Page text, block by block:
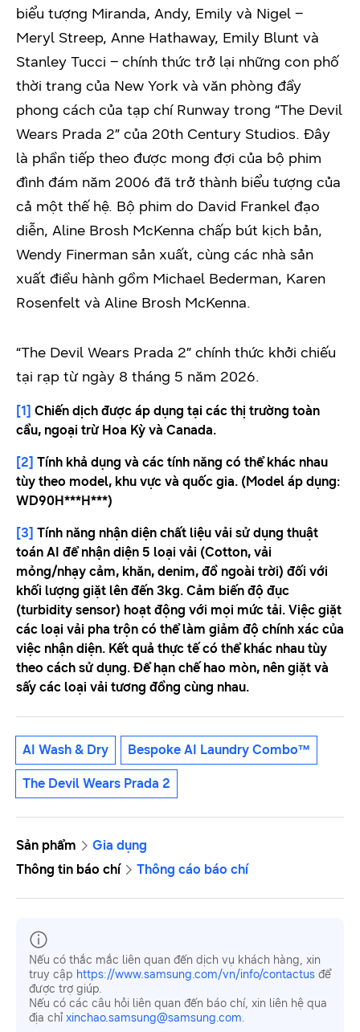
biểu tượng Miranda, Andy, Emily và Nigel –
Meryl Streep, Anne Hathaway, Emily Blunt và
Stanley Tucci – chính thức trở lại những con phố
thời trang của New York và văn phòng đầy
phong cách của tạp chí Runway trong “The Devil
Wears Prada 2” của 20th Century Studios. Đây
là phần tiếp theo được mong đợi của bộ phim
đình đám năm 2006 đã trở thành biểu tượng của
cả một thế hệ. Bộ phim do David Frankel đạo
diễn, Aline Brosh McKenna chấp bút kịch bản,
Wendy Finerman sản xuất, cùng các nhà sản
xuất điều hành gồm Michael Bederman, Karen
Rosenfelt và Aline Brosh McKenna.
“The Devil Wears Prada 2” chính thức khởi chiếu
tại rạp từ ngày 8 tháng 5 năm 2026.
[1] Chiến dịch được áp dụng tại các thị trường toàn
cầu, ngoại trừ Hoa Kỳ và Canada.
[2] Tính khả dụng và các tính năng có thể khác nhau
tùy theo model, khu vực và quốc gia. (Model áp dụng:
WD90H***H***)
[3] Tính năng nhận diện chất liệu vải sử dụng thuật
toán AI để nhận diện 5 loại vải (Cotton, vải
mỏng/nhạy cảm, khăn, denim, đồ ngoài trời) đối với
khối lượng giặt lên đến 3kg. Cảm biến độ đục
(turbidity sensor) hoạt động với mọi mức tải. Việc giặt
các loại vải pha trộn có thể làm giảm độ chính xác của
việc nhận diện. Kết quả thực tế có thể khác nhau tùy
theo cách sử dụng. Để hạn chế hao mòn, nên giặt và
sấy các loại vải tương đồng cùng nhau.
AI Wash & Dry Bespoke AI Laundry Combo™
The Devil Wears Prada 2
Sản phẩm
Gia dụng
Thông tin báo chí
Thông cáo báo chí
Nếu có thắc mắc liên quan đến dịch vụ khách hàng, xin
truy cập https://www.samsung.com/vn/info/contactus để
được trợ giúp.
Nếu có các câu hỏi liên quan đến báo chí, xin liên hệ qua
địa chỉ xinchao.samsung@samsung.com.